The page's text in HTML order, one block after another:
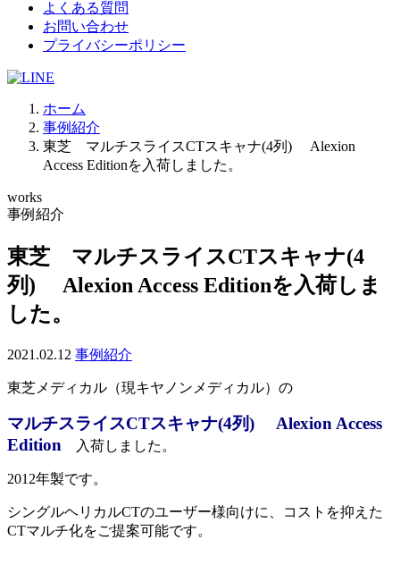
よくある質問
お問い合わせ
プライバシーポリシー
ホーム
事例紹介
東芝 マルチスライスCTスキャナ(4列) Alexion
Access Editionを入荷しました。
works
事例紹介
東芝 マルチスライスCTスキャナ(4
列) Alexion Access Editionを入荷しま
した。
2021.02.12 事例紹介
東芝メディカル（現キヤノンメディカル）の
マルチスライスCTスキャナ(4列) Alexion Access
Edition 入荷しました。
2012年製です。
シングルヘリカルCTのユーザー様向けに、コストを抑えた
CTマルチ化をご提案可能です。